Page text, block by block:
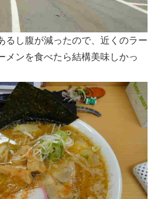
るし腹が減ったので、近くのラー
メンを食べたら結構美味しかっ